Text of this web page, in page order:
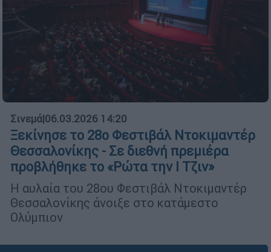
Σινεμά|06.03.2026 14:20
Ξεκίνησε το 28ο Φεστιβάλ Ντοκιμαντέρ
Θεσσαλονίκης - Σε διεθνή πρεμιέρα
προβλήθηκε το «Ρώτα την Ι Τζιν»
Η αυλαία του 28ου Φεστιβάλ Ντοκιμαντέρ
Θεσσαλονίκης άνοιξε στο κατάμεστο
Ολύμπιον